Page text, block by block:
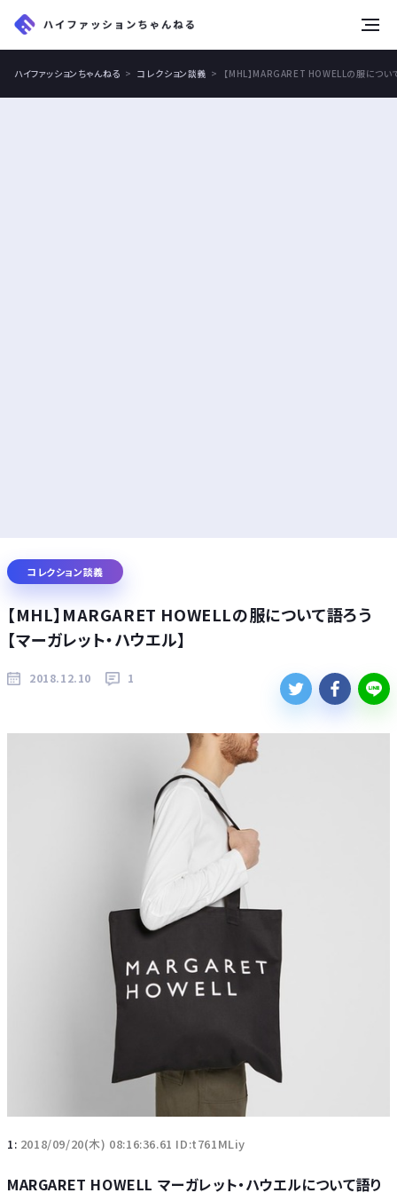
ハイファッションちゃんねる コレクション談義 【MHL】MARGARET HOWELLの服につい
コレクション談義
【MHL】MARGARET HOWELLの服について語ろう
【マーガレット・ハウエル】
2018.12.10 1
1: 2018/09/20(木) 08:16:36.61 ID:t761MLiy
MARGARET HOWELL マーガレット・ハウエルについて語り